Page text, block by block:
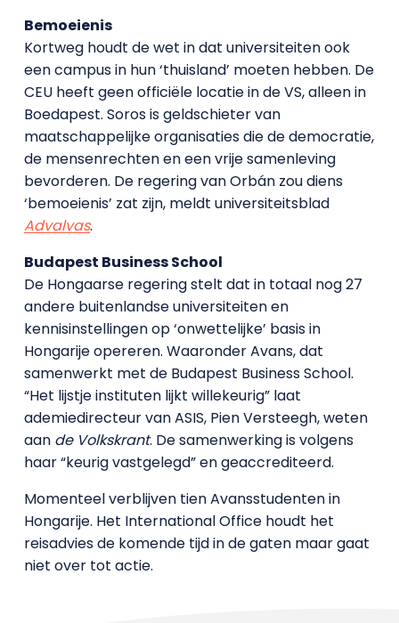
Bemoeienis
Kortweg houdt de wet in dat universiteiten ook
een campus in hun ‘thuisland’ moeten hebben. De
CEU heeft geen officiële locatie in de VS, alleen in
Boedapest. Soros is geldschieter van
maatschappelijke organisaties die de democratie,
de mensenrechten en een vrije samenleving
bevorderen. De regering van Orbán zou diens
‘bemoeienis’ zat zijn, meldt universiteitsblad
Advalvas.
Budapest Business School
De Hongaarse regering stelt dat in totaal nog 27
andere buitenlandse universiteiten en
kennisinstellingen op ‘onwettelijke’ basis in
Hongarije opereren. Waaronder Avans, dat
samenwerkt met de Budapest Business School.
“Het lijstje instituten lijkt willekeurig” laat
ademiedirecteur van ASIS, Pien Versteegh, weten
aan de Volkskrant. De samenwerking is volgens
haar “keurig vastgelegd” en geaccrediteerd.
Momenteel verblijven tien Avansstudenten in
Hongarije. Het International Office houdt het
reisadvies de komende tijd in de gaten maar gaat
niet over tot actie.